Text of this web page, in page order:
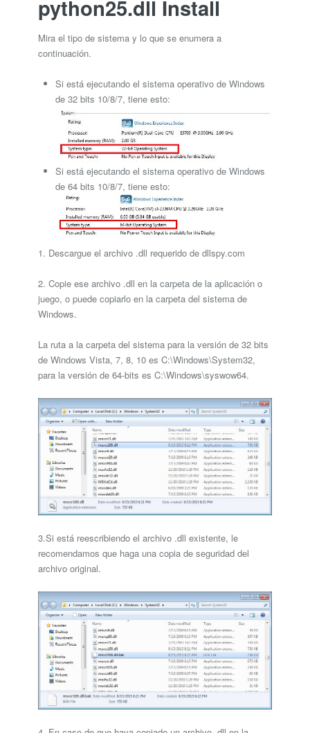
python25.dll Install
Mira el tipo de sistema y lo que se enumera a
continuación.
Si está ejecutando el sistema operativo de Windows
de 32 bits 10/8/7, tiene esto:
Si está ejecutando el sistema operativo de Windows
de 64 bits 10/8/7, tiene esto:
1. Descargue el archivo .dll requerido de dllspy.com
2. Copie ese archivo .dll en la carpeta de la aplicación o
juego, o puede copiarlo en la carpeta del sistema de
Windows.
La ruta a la carpeta del sistema para la versión de 32 bits
de Windows Vista, 7, 8, 10 es C:\Windows\System32,
para la versión de 64-bits es C:\Windows\syswow64.
3.Si está reescribiendo el archivo .dll existente, le
recomendamos que haga una copia de seguridad del
archivo original.